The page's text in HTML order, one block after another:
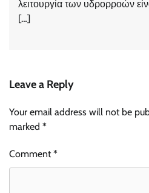
λειτουργία των υδρορροών
[…]
Leave a Reply
Your email address will not be
marked *
Comment*